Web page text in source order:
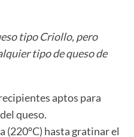
tipo Criollo, pero
tipo de queso de
aptos para
queso.
hasta gratinar el